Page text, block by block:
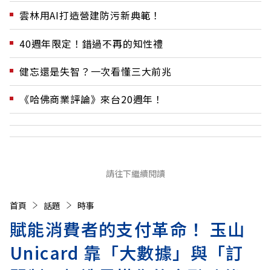
雲林用AI打造營建防污新典範！
40週年限定！錯過不再的知性禮
健忘還是失智？一次看懂三大前兆
《哈佛商業評論》來台20週年！
請往下繼續閱讀
首頁 話題 時事
賦能消費者的支付革命！ 玉山
Unicard 靠「大數據」與「訂